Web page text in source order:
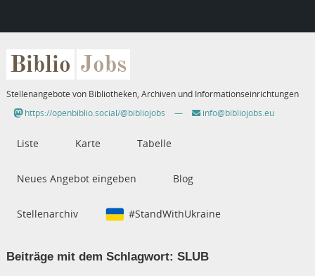
Biblio Jobs
Stellenangebote von Bibliotheken, Archiven und Informationseinrichtungen
https://openbiblio.social/@bibliojobs
— info@bibliojobs.eu
Liste Karte Tabelle
Neues Angebot eingeben Blog
Stellenarchiv #StandWithUkraine
Beiträge mit dem Schlagwort: SLUB